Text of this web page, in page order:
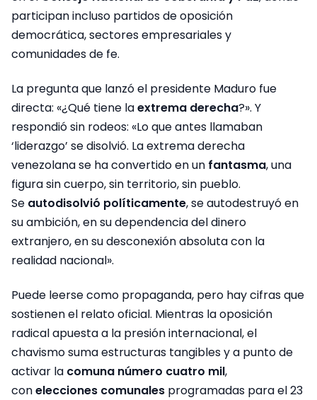
participan incluso partidos de oposición
democrática, sectores empresariales y
comunidades de fe.
La pregunta que lanzó el presidente Maduro fue
directa: «¿Qué tiene laextrema derecha?». Y
respondió sin rodeos: «Lo que antes llamaban
‘liderazgo’ se disolvió. La extrema derecha
venezolana se ha convertido en un fantasma, una
figura sin cuerpo, sin territorio, sin pueblo.
Se autodisolvió políticamente, se autodestruyó en
su ambición, en su dependencia del dinero
extranjero, en su desconexión absoluta con la
realidad nacional».
Puede leerse como propaganda, pero hay cifras que
sostienen el relato oficial. Mientras la oposición
radical apuesta a la presión internacional, el
chavismo suma estructuras tangibles y a punto de
activar la comuna número cuatro mil,
conelecciones comunales programadas para el 23